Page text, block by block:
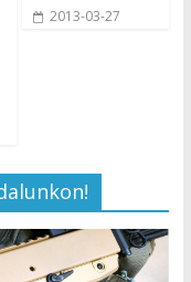
2013-03-27